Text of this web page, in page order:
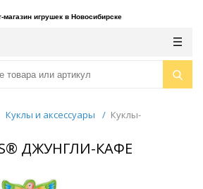
магазин игрушек в Новосибирске
Куклы и аксессуары / Куклы-
ДЖУНГЛИ-КАФЕ